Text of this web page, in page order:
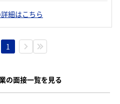
細はこちら
1
の面接一覧を見る